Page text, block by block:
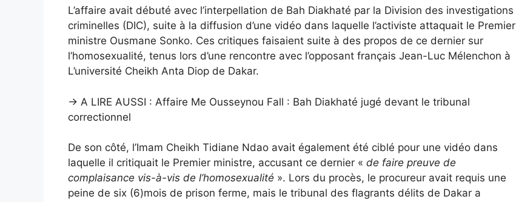
L’affaire avait débuté avec l’interpellation de Bah Diakhaté par la Division des investigations
criminelles (DIC), suite à la diffusion d’une vidéo dans laquelle l’activiste attaquait le Premier
ministre Ousmane Sonko. Ces critiques faisaient suite à des propos de ce dernier sur
l’homosexualité, tenus lors d’une rencontre avec l’opposant français Jean-Luc Mélenchon à
L’université Cheikh Anta Diop de Dakar.
→ A LIRE AUSSI : Affaire Me Ousseynou Fall : Bah Diakhaté jugé devant le tribunal
correctionnel
De son côté, l’Imam Cheikh Tidiane Ndao avait également été ciblé pour une vidéo dans
laquelle il critiquait le Premier ministre, accusant ce dernier « de faire preuve de
complaisance vis-à-vis de l’homosexualité ». Lors du procès, le procureur avait requis une
peine de six (6)mois de prison ferme, mais le tribunal des flagrants délits de Dakar a